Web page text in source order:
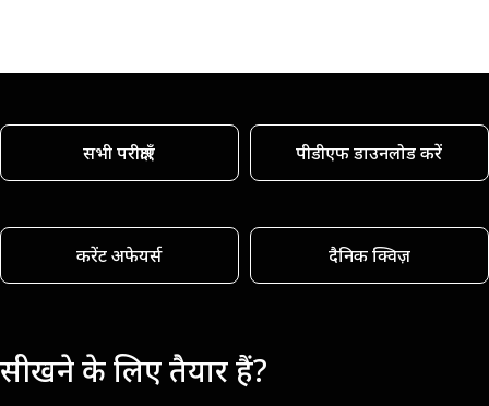
सभी परीक्षाएँ पीडीएफ डाउनलोड करें
करेंट अफेयर्स दैनिक क्विज़
सीखने के लिए तैयार हैं?